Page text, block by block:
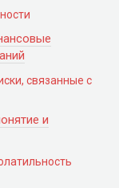
связанные с
и